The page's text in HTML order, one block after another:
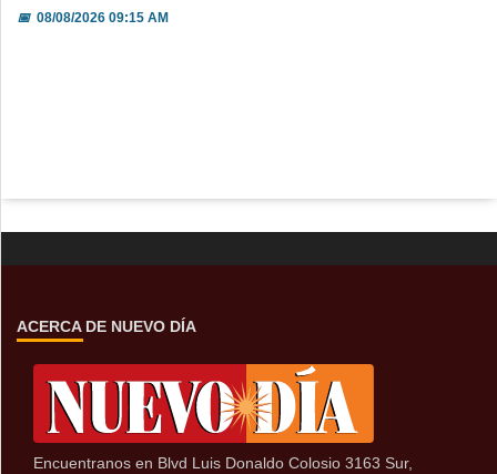
📅08/08/2026 09:15 AM
ACERCA DE NUEVO DÍA
Encuentranos en Blvd Luis Donaldo Colosio 3163 Sur,